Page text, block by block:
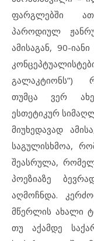
ფარგლებში
პაროდიულ
ამისაგან, 90-
გალაკტიონს”)
თუმცა ვერ
ესთეტიკურ
მიუხედავად
საგულისხმოა,
შეასრულა,
პოეზიაზე
აღმოჩნდა.
მწერლის ახალი
თუ აქამდე